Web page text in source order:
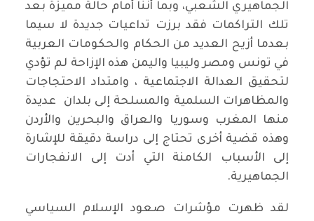
الجماهيري الشعبي، وبما أننا أمام حالة مميزة بعد
تلك التراكمات فقد برزت تداعيات جديدة لا سيما
بعدما أزيح العديد من الحكام والحكومات العربية
في تونس ومصر وليبيا واليمن هذه الإزاحة لم تؤدي
لتحقيق العدالة الاجتماعية ، وامتداد الاحتجاجات
والمظاهرات السلمية والمسلحة إلى بلدان عديدة
منها المغرب وسوريا والعراق والبحرين والأردن
وهذه قضية أخرى تحتاج إلى دراسة دقيقة للإشارة
إلى الأسباب الكامنة التي أدت إلى الانفجارات
الجماهيرية.
لقد ظهرت مؤشرات صعود الإسلام السياسي